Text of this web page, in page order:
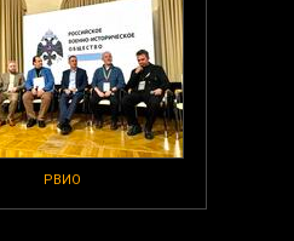
РВИО